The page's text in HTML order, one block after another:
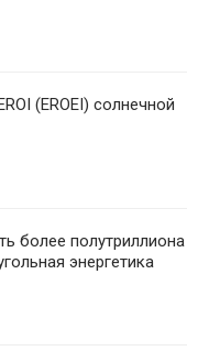
(EROEI) солнечной
более полутриллиона
энергетика